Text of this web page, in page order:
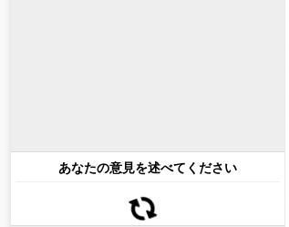
あなたの意見を述べてください